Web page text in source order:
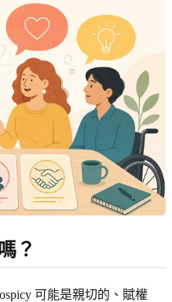
？
可能是親切的、賦權